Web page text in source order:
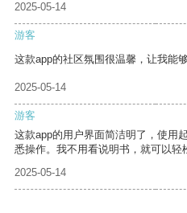
2025-05-14
游客
这款app的社区氛围很温馨，让我能
2025-05-14
游客
这款app的用户界面简洁明了，使用
悉操作。我不用看说明书，就可以轻
2025-05-14